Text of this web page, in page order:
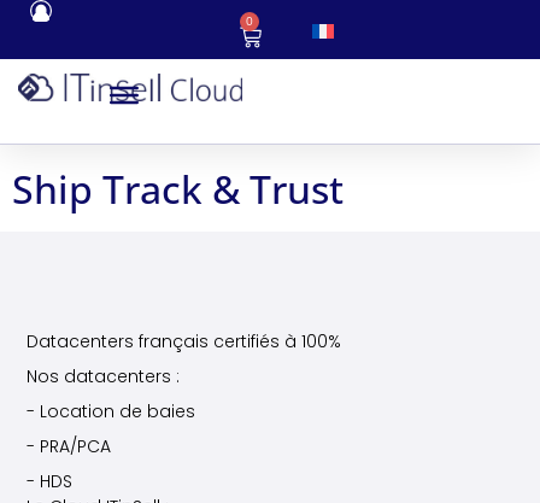
0
Ship Track & Trust
Datacenters français certifiés à 100%
Nos datacenters :
- Location de baies
- PRA/PCA
- HDS